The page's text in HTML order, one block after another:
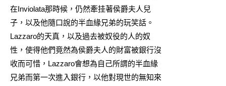
在Inviolata那時候，仍然牽挂著侯爵夫人兒
子，以及他隨口說的半血緣兄弟的玩笑話。
Lazzaro的天真，以及過去被奴役的人的奴
性，使得他們竟然為侯爵夫人的財富被銀行沒
收而可惜，Lazzaro會想為自己所謂的半血緣
兄弟而第一次進入銀行，以他對現世的無知來